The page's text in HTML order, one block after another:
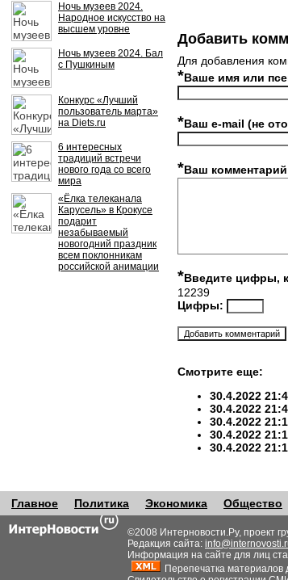
Ночь музеев 2024.
Народное искусство на
высшем уровне
Ночь музеев 2024. Бал
с Пушкиным
Конкурс «Лучший
пользователь марта»
на Diets.ru
6 интересных
традиций встречи
нового года со всего
мира
«Ёлка телеканала
Карусель» в Крокусе
подарит
незабываемый
новогодний праздник
всем поклонникам
российской анимации
Добавить
Для добавления
*Ваше имя или
*Ваш e-mail (не
*Ваш
*Введите цифры,
12239
Цифры:
Смотрите еще:
30.4.2022
30.4.2022
30.4.2022
30.4.2022
30.4.2022
Главное Политика Экономика Общество
©2008 Интерновости.Ру, проект
Редакция сайта:
Информация на сайте для лиц
Перепечатка материалов